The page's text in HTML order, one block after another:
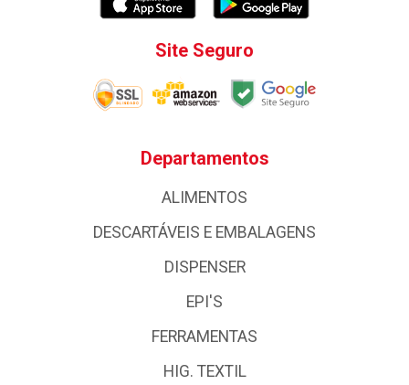
Site Seguro
Departamentos
ALIMENTOS
DESCARTÁVEIS E EMBALAGENS
DISPENSER
EPI'S
FERRAMENTAS
HIG. TEXTIL